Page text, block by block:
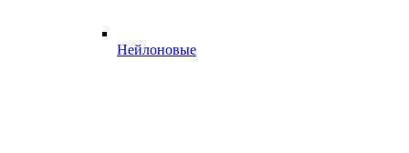
Нейлоновые